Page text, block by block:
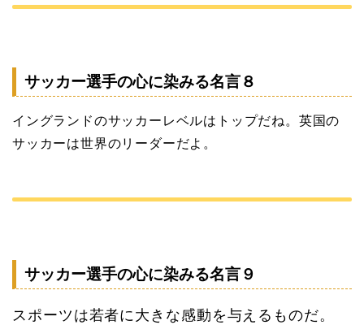
サッカー選手の心に染みる名言８
イングランドのサッカーレベルはトップだね。英国の
サッカーは世界のリーダーだよ。
サッカー選手の心に染みる名言９
スポーツは若者に大きな感動を与えるものだ。